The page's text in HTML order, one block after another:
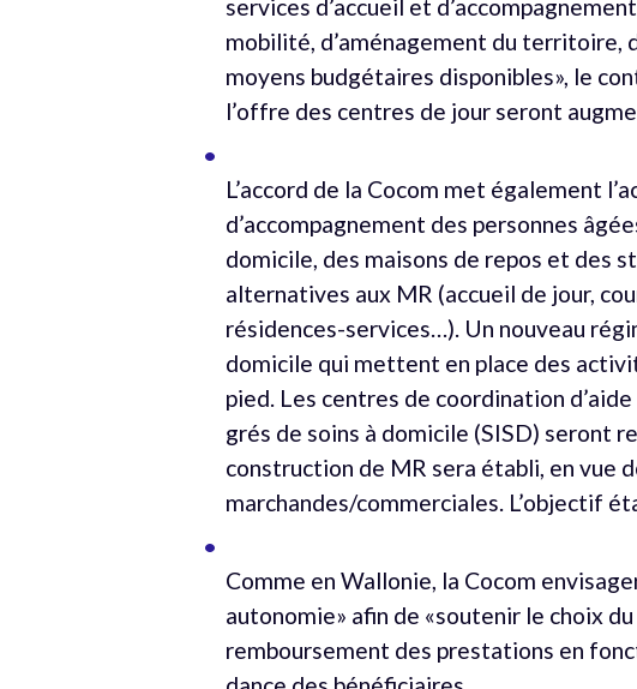
services d’accueil et
mobilité, d’aménagement du territoire,
moyens budgétaires disponibles», le
l’offre des centres de jour seront
L’accord de la Cocom met également
d’accompagnement des personnes
domicile, des maisons de repos et des
alternatives aux MR (accueil de jour,
résidences-services…). Un nouveau
domicile qui mettent en place des
pied. Les centres de coordination
grés de soins à domicile (SISD) seront
construction de MR sera établi, en vue
marchandes/commerciales. L’objectif
Comme en Wallonie, la Cocom
autonomie» afin de «soutenir le choix
remboursement des prestations en